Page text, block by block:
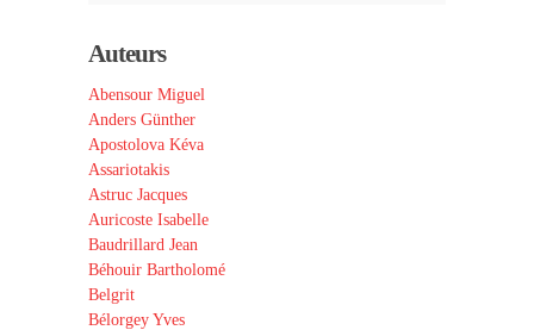
Auteurs
Abensour Miguel
Anders Günther
Apostolova Kéva
Assariotakis
Astruc Jacques
Auricoste Isabelle
Baudrillard Jean
Béhouir Bartholomé
Belgrit
Bélorgey Yves